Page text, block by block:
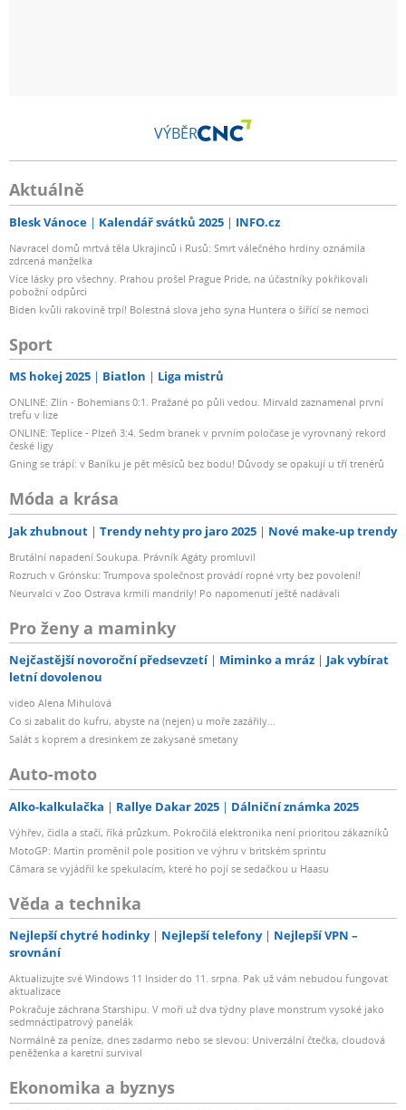
VÝBĚR
Aktuálně
Blesk Vánoce Kalendář svátků 2025 INFO.cz
Navracel domů mrtvá těla Ukrajinců i Rusů: Smrt válečného hrdiny oznámila
zdrcená manželka
Více lásky pro všechny. Prahou prošel Prague Pride, na účastníky pokřikovali
pobožní odpůrci
Biden kvůli rakovině trpí! Bolestná slova jeho syna Huntera o šířící se nemoci
Sport
MS hokej 2025 Biatlon Liga mistrů
ONLINE: Zlín - Bohemians 0:1. Pražané po půli vedou. Mirvald zaznamenal první
trefu v lize
ONLINE: Teplice - Plzeň 3:4. Sedm branek v prvním poločase je vyrovnaný rekord
české ligy
Gning se trápí: v Baníku je pět měsíců bez bodu! Důvody se opakují u tří trenérů
Móda a krása
Jak zhubnout Trendy nehty pro jaro 2025 Nové make-up trendy
Brutální napadení Soukupa. Právník Agáty promluvil
Rozruch v Grónsku: Trumpova společnost provádí ropné vrty bez povolení!
Neurvalci v Zoo Ostrava krmili mandrily! Po napomenutí ještě nadávali
Pro ženy a maminky
Nejčastější novoroční předsevzetí Miminko a mráz
Jak vybírat
letní dovolenou
video Alena Mihulová
Co si zabalit do kufru, abyste na (nejen) u moře zazářily...
Salát s koprem a dresinkem ze zakysané smetany
Auto-moto
Alko-kalkulačka Rallye Dakar 2025 Dálniční známka 2025
Výhřev, čidla a stačí, říká průzkum. Pokročilá elektronika není prioritou zákazníků
MotoGP: Martin proměnil pole position ve výhru v britském sprintu
Câmara se vyjádřil ke spekulacím, které ho pojí se sedačkou u Haasu
Věda a technika
Nejlepší chytré hodinky Nejlepší telefony
Nejlepší VPN –
srovnání
Aktualizujte své Windows 11 Insider do 11. srpna. Pak už vám nebudou fungovat
aktualizace
Pokračuje záchrana Starshipu. V moři už dva týdny plave monstrum vysoké jako
sedmnáctipatrový panelák
Normálně za peníze, dnes zadarmo nebo se slevou: Univerzální čtečka, cloudová
peněženka a karetní survival
Ekonomika a byznys